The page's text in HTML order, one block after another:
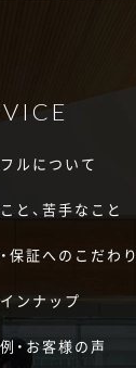
ルについて
と、苦手なこと
保証へのこだわり
ンナップ
・お客様の声